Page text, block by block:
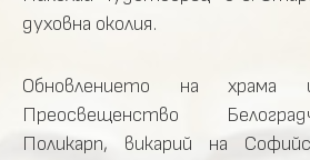
духовна околия.
Обновлението на храма
Преосвещенство
Поликарп, викарий на